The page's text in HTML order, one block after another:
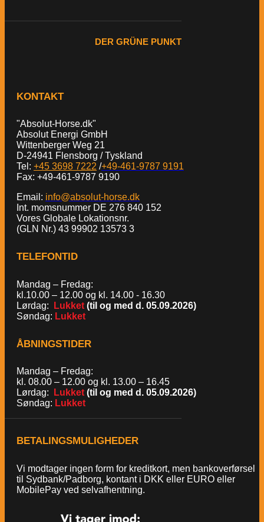
DER GRÜNE PUNKT
KONTAKT
"Absolut-Horse.dk"
Absolut Energi GmbH
Wittenberger Weg 21
D-24941 Flensborg / Tyskland
Tel: +45 3698 7222 /+49-461-9787 9191
Fax: +49-461-9787 9190
Email: info@absolut-horse.dk
Int. momsnummer DE 276 840 152
Vores Globale Lokationsnr.
(GLN Nr.) 43 99902 13573 3
TELEFONTID
Mandag – Fredag:
kl.10.00 – 12.00 og kl. 14.00 - 16.30
Lørdag:
Lukket (til og med d. 05.09.2026)
Søndag: Lukket
ÅBNINGSTIDER
Mandag – Fredag:
kl. 08.00 – 12.00 og kl. 13.00 – 16.45
Lørdag:
Lukket (til og med d. 05.09.2026)
Søndag: Lukket
BETALINGSMULIGHEDER
Vi modtager ingen form for kreditkort, men bankoverførsel
til Sydbank/Padborg, kontant i DKK eller EURO eller
MobilePay ved selvafhentning.